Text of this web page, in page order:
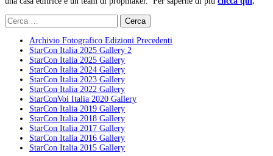
Ricerca
per:
Archivio Fotografico Edizioni Precedenti
StarCon Italia 2025 Gallery 2
StarCon Italia 2025 Gallery
StarCon Italia 2024 Gallery
StarCon Italia 2023 Gallery
StarCon Italia 2022 Gallery
StarConVoi Italia 2020 Gallery
StarCon Italia 2019 Gallery
StarCon Italia 2018 Gallery
StarCon Italia 2017 Gallery
StarCon Italia 2016 Gallery
StarCon Italia 2015 Gallery